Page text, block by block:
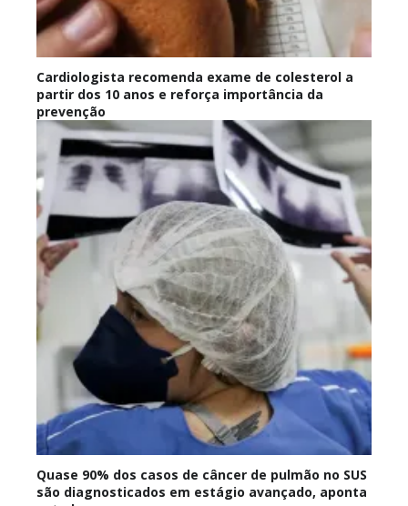
Cardiologista recomenda exame de colesterol a
partir dos 10 anos e reforça importância da
prevenção
Quase 90% dos casos de câncer de pulmão no SUS
são diagnosticados em estágio avançado, aponta